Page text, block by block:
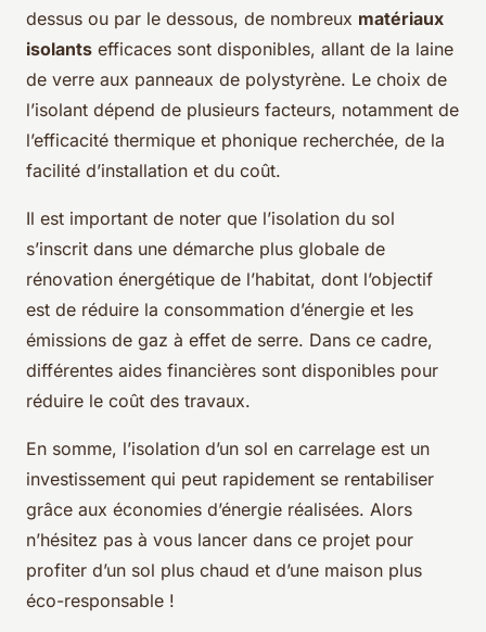
dessus ou par le dessous, de nombreux matériaux
isolants efficaces sont disponibles, allant de la laine
de verre aux panneaux de polystyrène. Le choix de
l’isolant dépend de plusieurs facteurs, notamment de
l’efficacité thermique et phonique recherchée, de la
facilité d’installation et du coût.
Il est important de noter que l’isolation du sol
s’inscrit dans une démarche plus globale de
rénovation énergétique de l’habitat, dont l’objectif
est de réduire la consommation d’énergie et les
émissions de gaz à effet de serre. Dans ce cadre,
différentes aides financières sont disponibles pour
réduire le coût des travaux.
En somme, l’isolation d’un sol en carrelage est un
investissement qui peut rapidement se rentabiliser
grâce aux économies d’énergie réalisées. Alors
n’hésitez pas à vous lancer dans ce projet pour
profiter d’un sol plus chaud et d’une maison plus
éco-responsable !